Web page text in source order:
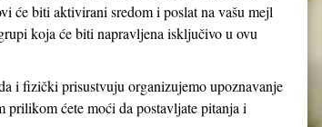
će biti aktivirani sredom i poslat na vašu mejl
koja će biti napravljena isključivo u ovu
i fizički prisustvuju organizujemo upoznavanje
ćete moći da postavljate pitanja i